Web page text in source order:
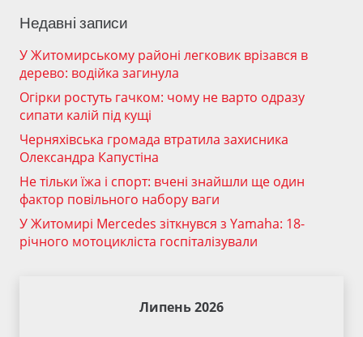
Недавні записи
У Житомирському районі легковик врізався в
дерево: водійка загинула
Огірки ростуть гачком: чому не варто одразу
сипати калій під кущі
Черняхівська громада втратила захисника
Олександра Капустіна
Не тільки їжа і спорт: вчені знайшли ще один
фактор повільного набору ваги
У Житомирі Mercedes зіткнувся з Yamaha: 18-
річного мотоцикліста госпіталізували
Липень 2026